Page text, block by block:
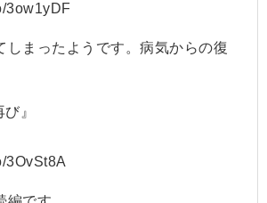
3ow1yDF
しまったようです。病気からの復
』
3OvSt8A